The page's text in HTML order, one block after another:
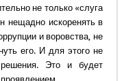
не только «слуга
нещадно искоренять в
и воровства, не
его. И для этого не
Это и будет